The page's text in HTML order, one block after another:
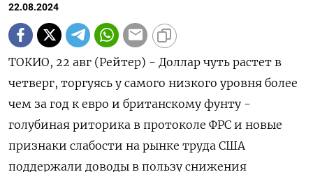
22.08.2024
ТОКИО, 22 авг (Рейтер) - Доллар чуть растет в
четверг, торгуясь у самого низкого уровня более
чем за год к евро и британскому фунту -
голубиная риторика в протоколе ФРС и новые
признаки слабости на рынке труда США
поддержали доводы в пользу снижения